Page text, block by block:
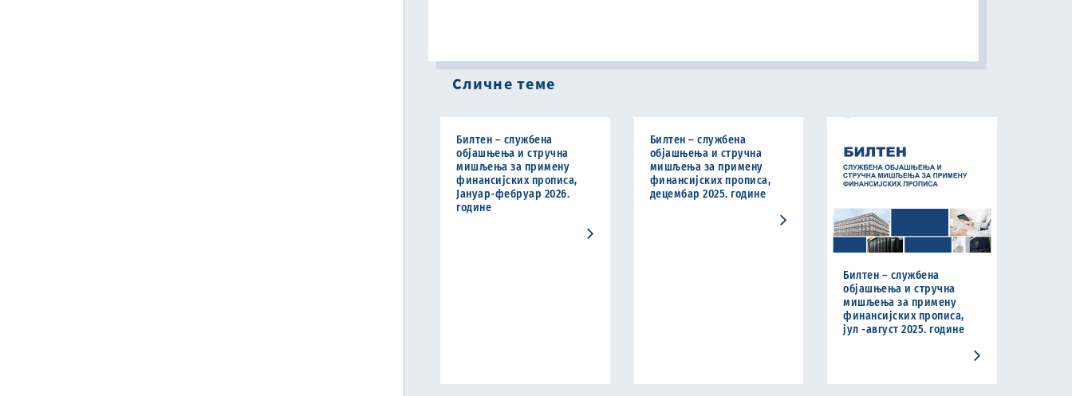
Сличне теме
Билтен – службена
објашњења и стручна
мишљења за примену
финансијских прописа,
Јануар-фебруар 2026.
године
Билтен – службена
објашњења и стручна
мишљења за примену
финансијских прописа,
децембар 2025. године
Билтен – службена
објашњења и стручна
мишљења за примену
финансијских прописа,
јул -август 2025. године